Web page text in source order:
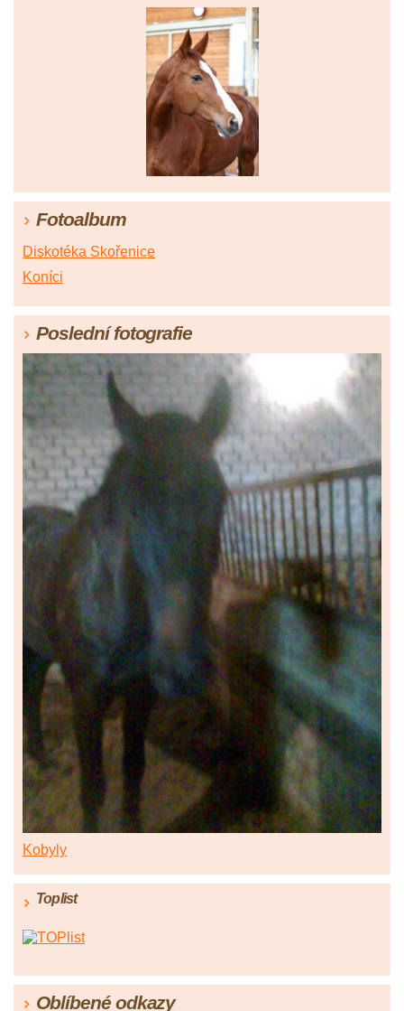
Fotoalbum
Diskotéka Skořenice
Koníci
Poslední fotografie
Kobyly
Toplist
Oblíbené odkazy